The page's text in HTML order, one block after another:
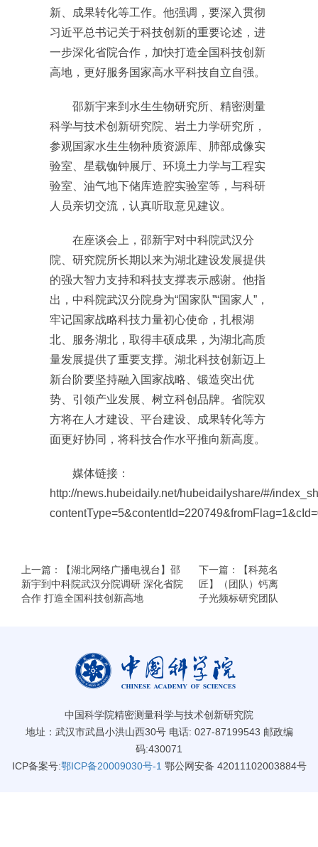
新、成果转化等工作。他强调，要深入贯彻
习近平总书记关于科技创新的重要论述，进
一步深化省院合作，加快打造全国科技创新
高地，更好服务国家高水平科技自立自强。
邵新宇来到水生生物研究所、精密测量
科学与技术创新研究院、岩土力学研究所，
参观国家水生生物种质资源库、肺部成像实
验室、星载铷钟展厅、环境土力学与工程实
验室、油气地下储库造腔实验室等，与科研
人员亲切交流，认真听取意见建议。
在座谈会上，邵新宇对中科院武汉分
院、研究院所长期以来为湖北建设发展提供
的强大智力支持和科技支撑表示感谢。他指
出，中科院武汉分院身为“国家队”“国家人”，
牢记国家战略科技力量初心使命，扎根湖
北、服务湖北，取得丰硕成果，为湖北高质
量发展提供了重要支撑。湖北科技创新迈上
新台阶要坚持融入国家战略、锻造突出优
势、引领产业发展、树立科创品牌。省院双
方将在人才建设、平台建设、成果转化等方
面更好协同，将科技合作水平推向新高度。
媒体链接：
http://news.hubeidaily.net/hubeidailyshare/#/
上一篇：【湖北网络广播电视台】邵
新宇到中科院武汉分院调研 深化省院
合作 打造全国科技创新高地
下一篇：【科苑名
匠】（团队）钙离
子光频标研究团队
中国科学院精密测量科学与技术创新研究院
地址：武汉市武昌小洪山西30号 电话: 027-87199543 邮政编
码:430071
ICP备案号:鄂ICP备20009030号-1 鄂公网安备 42011102003884号